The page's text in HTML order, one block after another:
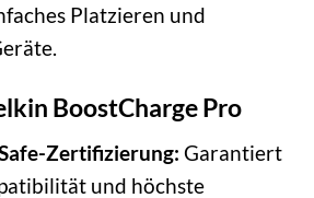
Platzieren und
BoostCharge Pro
Zertifizierung: Garantiert
und höchste